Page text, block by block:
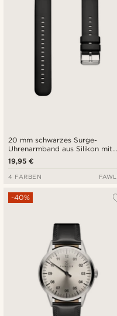
20 mm schwarzes Surge-
Uhrenarmband aus Silikon mit
Schnellverschluss
19,95 €
4 FARBEN
-40%